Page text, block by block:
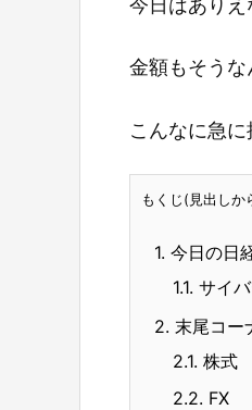
今日はありえ
金額もそうな
こんなに急
もくじ(見出しか
1. 今日の日
1.1. サイ
2. 末尾コー
2.1. 株式
2.2. FX